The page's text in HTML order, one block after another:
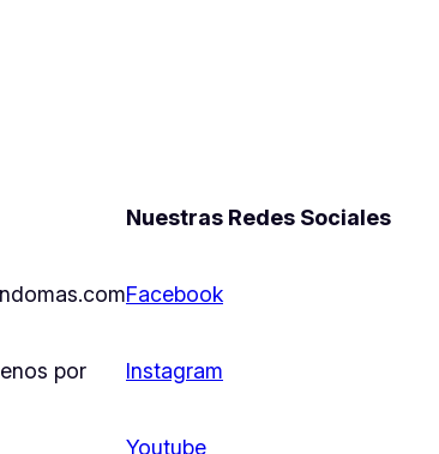
por
Nuestras Redes Sociales
Facebook
Instagram
Youtube